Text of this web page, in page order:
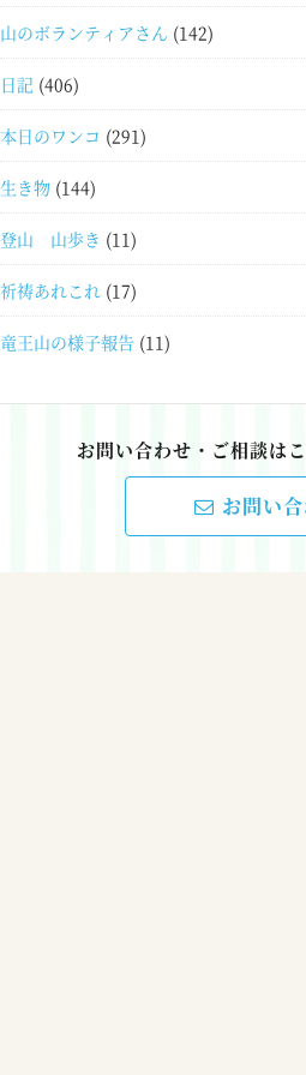
山のボランティアさん (142)
日記 (406)
本日のワンコ (291)
生き物 (144)
登山 山歩き (11)
祈祷あれこれ (17)
竜王山の様子報告 (11)
お問い合わせ・ご相談は
お問い